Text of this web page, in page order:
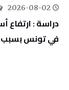
2026-08-02
دراسة : ارتفاع
في تونس بسبب